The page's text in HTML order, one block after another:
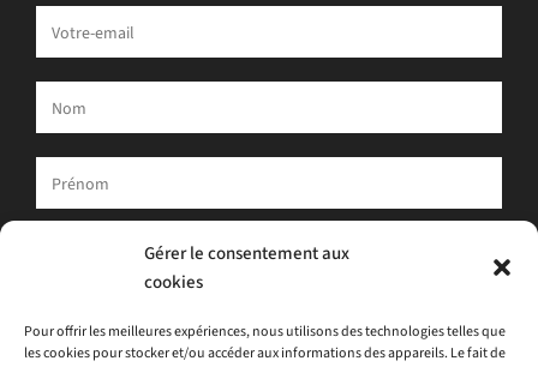
Gérer le consentement aux
cookies
Pour offrir les meilleures expériences, nous utilisons des technologies telles que
les cookies pour stocker et/ou accéder aux informations des appareils. Le fait de
Votre adresse e-mail est uniquement utilisée pour vous envoyer
notre newsletter et des informations sur les activités d'ATLAS.
la newsletter.